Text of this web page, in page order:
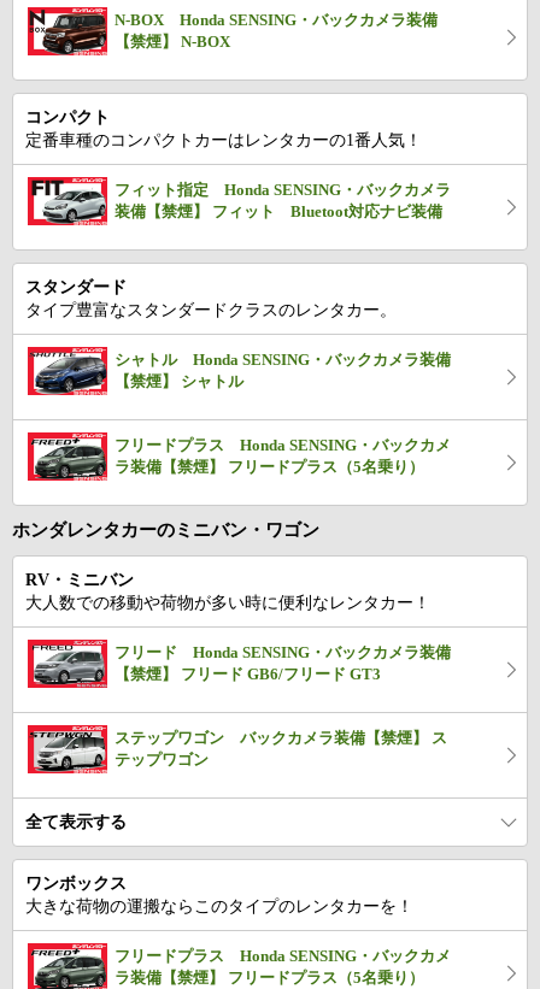
N-BOX Honda SENSING・バックカメラ装備
【禁煙】 N-BOX
コンパクト
定番車種のコンパクトカーはレンタカーの1番人気！
フィット指定 Honda SENSING・バックカメラ
装備【禁煙】 フィット Bluetoot対応ナビ装備
スタンダード
タイプ豊富なスタンダードクラスのレンタカー。
シャトル Honda SENSING・バックカメラ装備
【禁煙】 シャトル
フリードプラス Honda SENSING・バックカメ
ラ装備【禁煙】 フリードプラス（5名乗り）
ホンダレンタカーのミニバン・ワゴン
RV・ミニバン
大人数での移動や荷物が多い時に便利なレンタカー！
フリード Honda SENSING・バックカメラ装備
【禁煙】 フリード GB6/フリード GT3
ステップワゴン バックカメラ装備【禁煙】 ス
テップワゴン
全て表示する
ワンボックス
大きな荷物の運搬ならこのタイプのレンタカーを！
フリードプラス Honda SENSING・バックカメ
ラ装備【禁煙】 フリードプラス（5名乗り）